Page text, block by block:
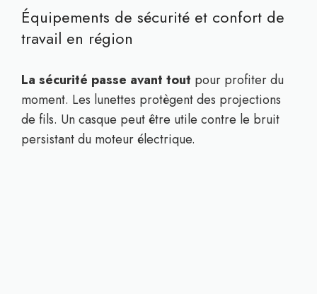
Équipements de sécurité et confort de
travail en région
La sécurité passe avant tout pour profiter du
moment. Les lunettes protègent des projections
de fils. Un casque peut être utile contre le bruit
persistant du moteur électrique.